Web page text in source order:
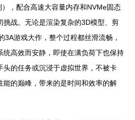
，配合高速大容量内存和NVMe固态
挑战。无论是渲染复杂的3D模型、剪
3A游戏大作，整个过程都丝滑流畅，
统高效而安静，即使在满负荷下也保持
头的任务或沉浸于虚拟世界，不被卡
能的巅峰，带来的是时间和效率的解